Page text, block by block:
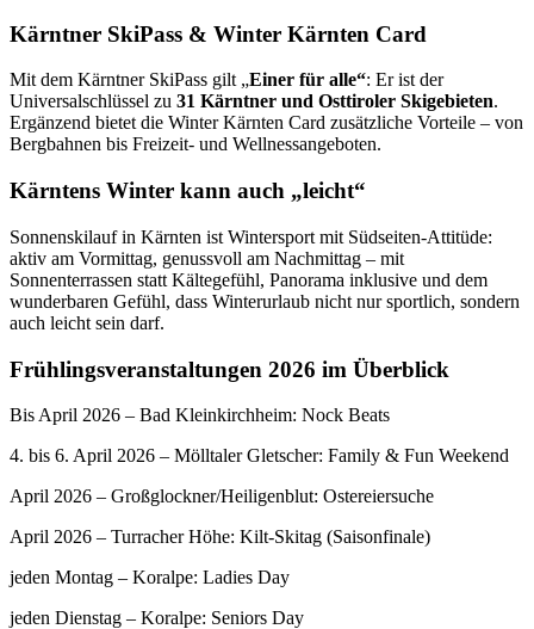
Kärntner SkiPass & Winter Kärnten Card
Mit dem Kärntner SkiPass gilt „Einer für alle“: Er ist der
Universalschlüssel zu 31 Kärntner und Osttiroler Skigebieten.
Ergänzend bietet die Winter Kärnten Card zusätzliche Vorteile – von
Bergbahnen bis Freizeit- und Wellnessangeboten.
Kärntens Winter kann auch „leicht“
Sonnenskilauf in Kärnten ist Wintersport mit Südseiten-Attitüde:
aktiv am Vormittag, genussvoll am Nachmittag – mit
Sonnenterrassen statt Kältegefühl, Panorama inklusive und dem
wunderbaren Gefühl, dass Winterurlaub nicht nur sportlich, sondern
auch leicht sein darf.
Frühlingsveranstaltungen 2026 im Überblick
Bis April 2026 – Bad Kleinkirchheim: Nock Beats
4. bis 6. April 2026 – Mölltaler Gletscher: Family & Fun Weekend
April 2026 – Großglockner/Heiligenblut: Ostereiersuche
April 2026 – Turracher Höhe: Kilt-Skitag (Saisonfinale)
jeden Montag – Koralpe: Ladies Day
jeden Dienstag – Koralpe: Seniors Day